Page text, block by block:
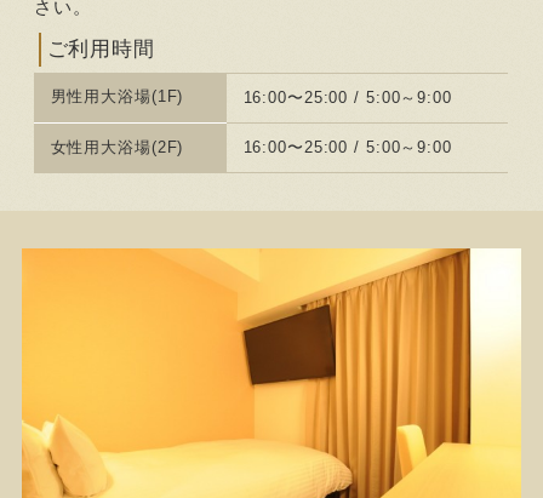
さい。
ご利用時間
男性用大浴場(1F) 16:00〜25:00 / 5:00～9:00
女性用大浴場(2F) 16:00〜25:00 / 5:00～9:00